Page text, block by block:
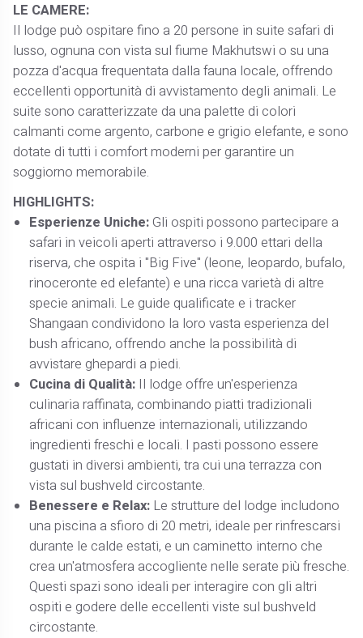
LE CAMERE:
Il lodge può ospitare fino a 20 persone in suite safari di
lusso, ognuna con vista sul fiume Makhutswi o su una
pozza d'acqua frequentata dalla fauna locale, offrendo
eccellenti opportunità di avvistamento degli animali. Le
suite sono caratterizzate da una palette di colori
calmanti come argento, carbone e grigio elefante, e sono
dotate di tutti i comfort moderni per garantire un
soggiorno memorabile. ​
HIGHLIGHTS:
Esperienze Uniche:Gli ospiti possono partecipare a
safari in veicoli aperti attraverso i 9.000 ettari della
riserva, che ospita i "Big Five" (leone, leopardo, bufalo,
rinoceronte ed elefante) e una ricca varietà di altre
specie animali. Le guide qualificate e i tracker
Shangaan condividono la loro vasta esperienza del
bush africano, offrendo anche la possibilità di
avvistare ghepardi a piedi. ​
Cucina di Qualità: Il lodge offre un'esperienza
culinaria raffinata, combinando piatti tradizionali
africani con influenze internazionali, utilizzando
ingredienti freschi e locali. I pasti possono essere
gustati in diversi ambienti, tra cui una terrazza con
vista sul bushveld circostante. ​
Benessere e Relax: Le strutture del lodge includono
una piscina a sfioro di 20 metri, ideale per rinfrescarsi
durante le calde estati, e un caminetto interno che
crea un'atmosfera accogliente nelle serate più fresche.
Questi spazi sono ideali per interagire con gli altri
ospiti e godere delle eccellenti viste sul bushveld
circostante.